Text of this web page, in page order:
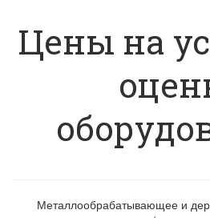
Цены на
Металлообрабатывающее и